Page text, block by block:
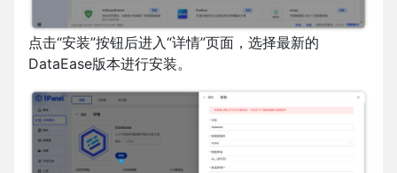
点击“安装”按钮后进入“详情”页面，选择最新的
DataEase版本进行安装。